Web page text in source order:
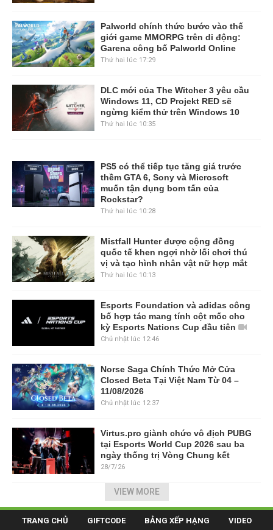
Palworld chính thức bước vào thế
giới game MMORPG trên di động:
Garena công bố Palworld Online
Thứ hai lúc 17:29
DLC mới của The Witcher 3 yêu cầu
Windows 11, CD Projekt RED sẽ
ngừng kiểm thử trên Windows 10
Thứ hai lúc 10:35
PS5 có thể tiếp tục tăng giá trước
thềm GTA 6, Sony và Microsoft
muốn tận dụng bom tấn của
Rockstar?
Thứ hai lúc 10:28
Mistfall Hunter được cộng đồng
quốc tế khen ngợi nhờ lối chơi thú
vị và tạo hình nhân vật nữ hợp mắt
Thứ hai lúc 10:13
Esports Foundation và adidas công
bố hợp tác mang tính cột mốc cho
kỳ Esports Nations Cup đầu tiên
Chủ nhật lúc 12:46
Norse Saga Chính Thức Mở Cửa
Closed Beta Tại Việt Nam Từ 04 –
11/08/2026
Chủ nhật lúc 12:37
Virtus.pro giành chức vô địch PUBG
tại Esports World Cup 2026 sau ba
ngày thống trị Vòng Chung kết
28/7/26
VIEW MORE
TRANG CHỦ GIFTCODE BẢNG XẾP HẠNG VIDEO